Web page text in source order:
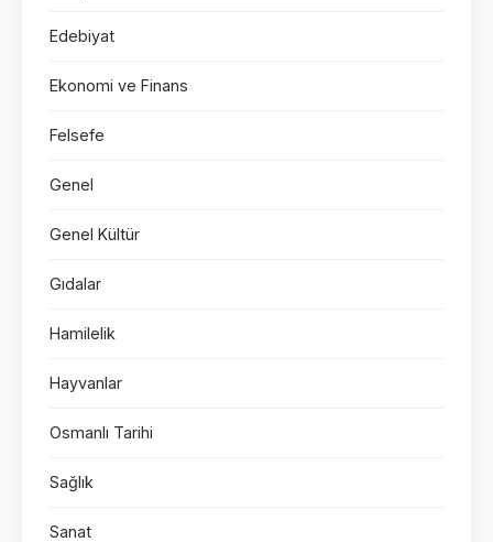
Edebiyat
Ekonomi ve Finans
Felsefe
Genel
Genel Kültür
Gıdalar
Hamilelik
Hayvanlar
Osmanlı Tarihi
Sağlık
Sanat